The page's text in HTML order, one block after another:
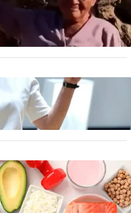
a cuerpo
una salteña que busca
en Latinoamérica
Cinco superalimentos de
sumar a tu dieta este mes